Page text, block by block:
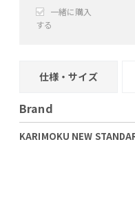
一緒に購入
する
仕様・サイズ
Brand
KARIMOKU NEW